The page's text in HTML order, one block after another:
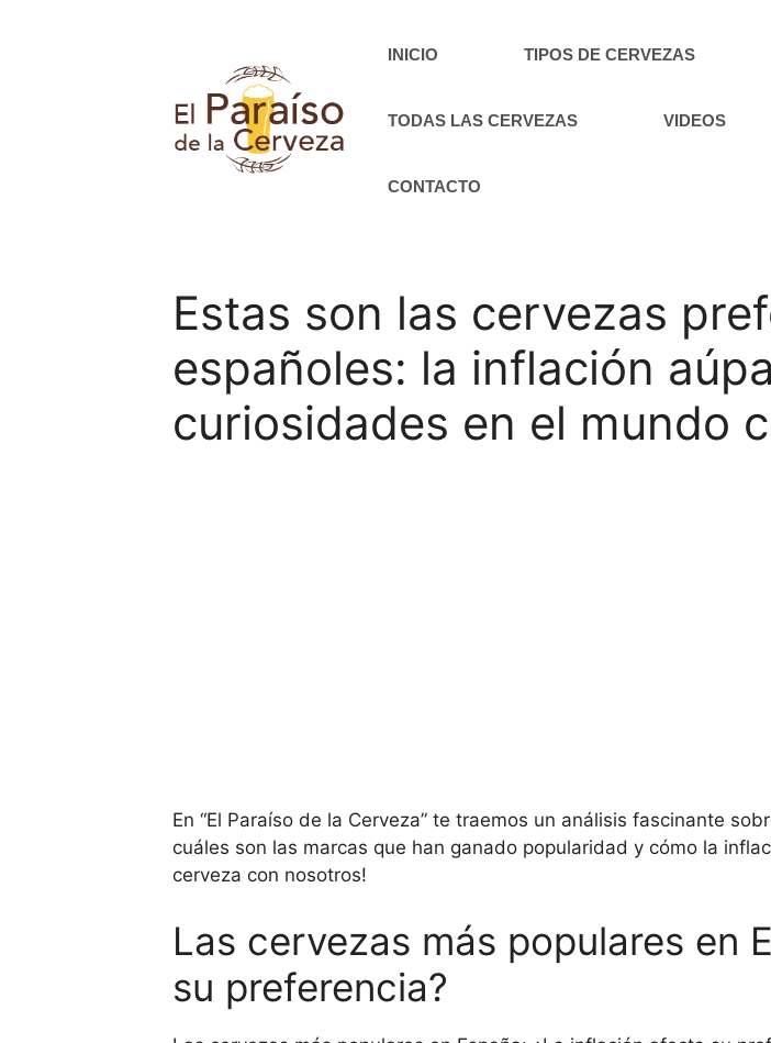
INICIO TIPOS DE CERVEZAS
TODAS LAS CERVEZAS VIDEOS
CONTACTO
Estas son las cervezas
españoles: la inflación
curiosidades en el mundo
En “El Paraíso de la Cerveza” te traemos un análisis fascinante
cuáles son las marcas que han ganado popularidad y cómo la
cerveza con nosotros!
Las cervezas más populares en
su preferencia?